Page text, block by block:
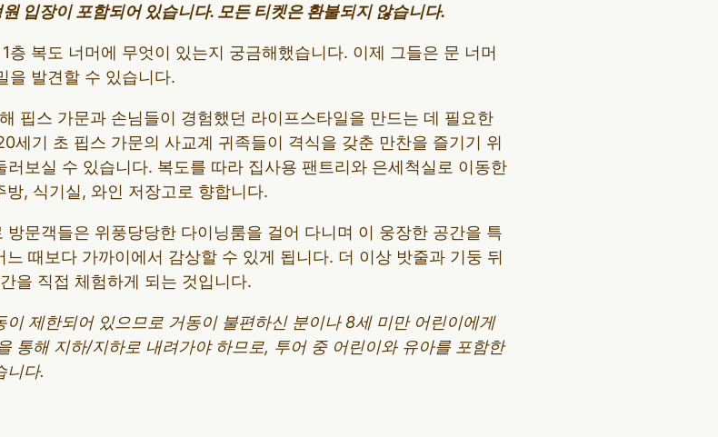
입장이 포함되어 있습니다. 모든 티켓은 환불되지 않습니다.
층 복도 너머에 무엇이 있는지 궁금해했습니다. 이제 그들은 문 너머
발견할 수 있습니다.
핍스 가문과 손님들이 경험했던 라이프스타일을 만드는 데 필요한
세기 초 핍스 가문의 사교계 귀족들이 격식을 갖춘 만찬을 즐기기 위
보실 수 있습니다. 복도를 따라 집사용 팬트리와 은세척실로 이동한
, 식기실, 와인 저장고로 향합니다.
방문객들은 위풍당당한 다이닝룸을 걸어 다니며 이 웅장한 공간을 특
때보다 가까이에서 감상할 수 있게 됩니다. 더 이상 밧줄과 기둥 뒤
을 직접 체험하게 되는 것입니다.
제한되어 있으므로 거동이 불편하신 분이나 8세 미만 어린이에게
통해 지하/지하로 내려가야 하므로, 투어 중 어린이와 유아를 포함한
니다.